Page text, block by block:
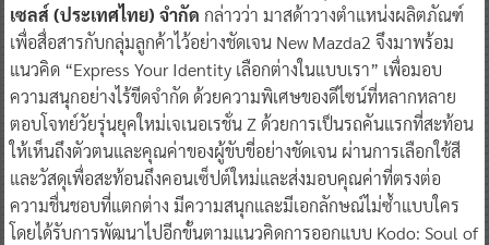
เซลส์ (ประเทศไทย) จำกัด กล่าวว่า มาสด้าวางตำแหน่งผลิตภัณฑ์
เพื่อสื่อสารกับกลุ่มลูกค้าไว้อย่างชัดเจน New Mazda2 จึงมาพร้อม
แนวคิด “Express Your Identity เลือกต่างในแบบเรา” เพื่อมอบ
ความสนุกอย่างไร้ขีดจำกัด ด้วยความพิเศษของดีไซน์ที่หลากหลาย
ตอบโจทย์วัยรุ่นยุคใหม่เจเนอเรชั่น Z ด้วยการเป็นรถคันแรกที่สะท้อน
ให้เห็นถึงตัวตนและคุณค่าของผู้ขับขี่อย่างชัดเจน ผ่านการเลือกใช้สี
และวัสดุเพื่อสะท้อนถึงคอนเซ็ปต์ใหม่และส่งมอบคุณค่าที่ตรงต่อ
ความชื่นชอบที่แตกต่าง มีความสนุกและมีเอกลักษณ์ไม่ซ้ำแบบใคร
โดยได้รับการพัฒนาไปอีกขั้นตามแนวคิดการออกแบบ Kodo: Soul of